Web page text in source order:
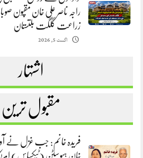
راجہ ناصر علی خان مقپون
زراعت گلگت بلتستان
اگست 5, 2026
اشتہار
مقبول ترین
فریدہ خانم: جب غزل نے
خان ہیوسٹن (ٹیکساس)